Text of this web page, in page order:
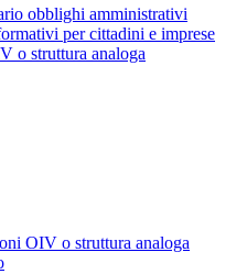
obblighi amministrativi
per cittadini e imprese
o struttura analoga
OIV o struttura analoga